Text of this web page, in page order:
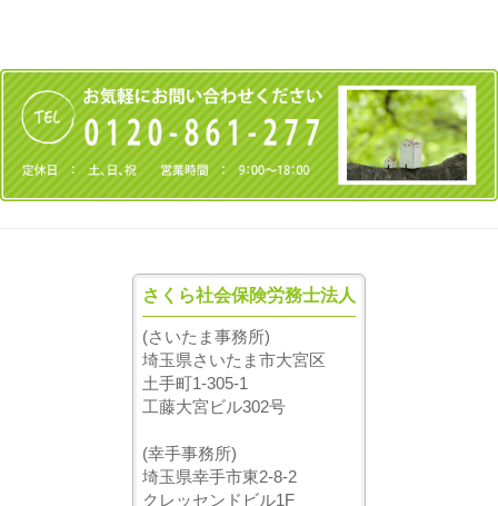
さくら社会保険労務士法人
(さいたま事務所)
埼玉県さいたま市大宮区
土手町1-305-1
工藤大宮ビル302号
(幸手事務所)
埼玉県幸手市東2-8-2
クレッセンドビル1F